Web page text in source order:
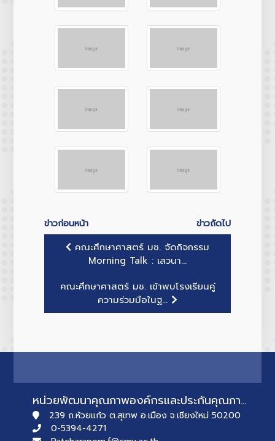
ข่าวก่อนหน้า
ข่าวถัดไป
คณะศึกษาศาสตร์ มช. จัดกิจกรรม
Morning Talk : เสวนา...
คณะศึกษาศาสตร์ มช. เข้าพบโรงเรียนคู่
ความร่วมมือในฐ...
หน่วยพัฒนาคุณภาพองค์กรและประกันคุณภาพการศึกษา
239 ถ.ห้วยแก้ว ต.สุเทพ อ.เมือง จ.เชียงใหม่ 50200
0-5394-4271